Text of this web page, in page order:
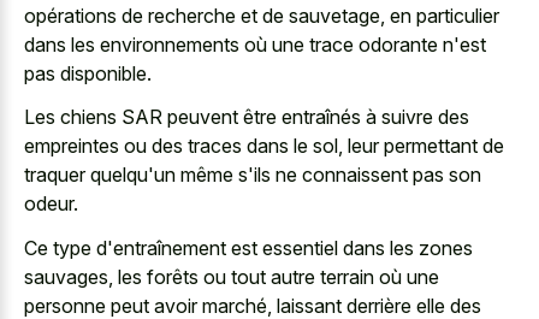
opérations de recherche et de sauvetage, en particulier
dans les environnements où une trace odorante n'est
pas disponible.
Les chiens SAR peuvent être entraînés à suivre des
empreintes ou des traces dans le sol, leur permettant de
traquer quelqu'un même s'ils ne connaissent pas son
odeur.
Ce type d'entraînement est essentiel dans les zones
sauvages, les forêts ou tout autre terrain où une
personne peut avoir marché, laissant derrière elle des